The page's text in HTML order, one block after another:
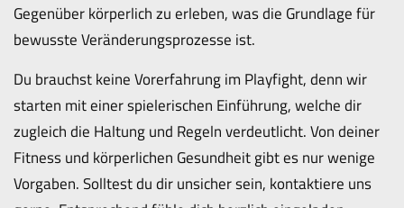
Gegenüber körperlich zu erleben, was die Grundlage für
bewusste Veränderungsprozesse ist.
Du brauchst keine Vorerfahrung im Playfight, denn wir
starten mit einer spielerischen Einführung, welche dir
zugleich die Haltung und Regeln verdeutlicht. Von deiner
Fitness und körperlichen Gesundheit gibt es nur wenige
Vorgaben. Solltest du dir unsicher sein, kontaktiere uns